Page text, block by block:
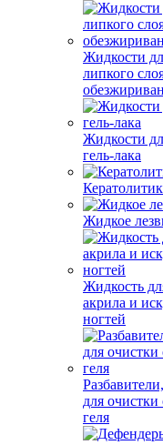
Жидкости
липкого
Жидкости
гель-лака
Жидкое
Жидкость
акрила и
ногтей
для очистки
геля